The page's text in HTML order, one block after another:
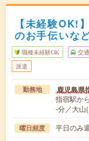
【未経験OK!
のお手伝いな
職種未経験OK 交
派遣
勤務地 鹿児島県
指宿駅か
-分／大山
曜日頻度 平日のみ